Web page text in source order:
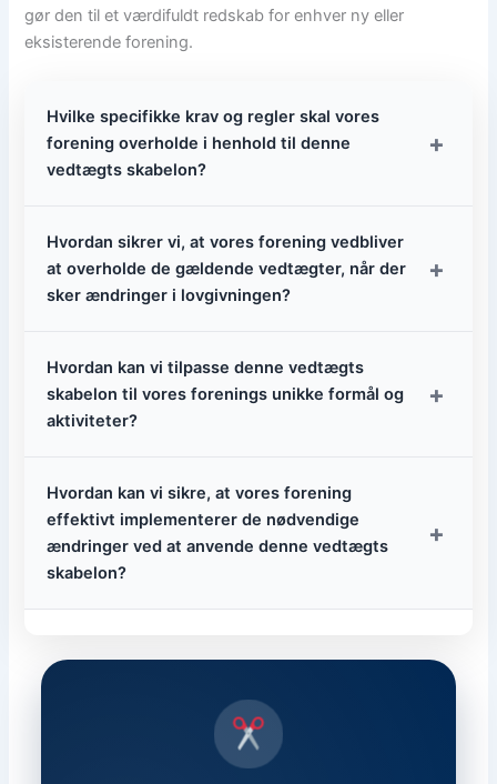
gør den til et værdifuldt redskab for enhver ny eller
eksisterende forening.
Hvilke specifikke krav og regler skal vores
forening overholde i henhold til denne
vedtægts skabelon?
+
Hvordan sikrer vi, at vores forening vedbliver
at overholde de gældende vedtægter, når der
sker ændringer i lovgivningen?
+
Hvordan kan vi tilpasse denne vedtægts
skabelon til vores forenings unikke formål og
aktiviteter?
+
Hvordan kan vi sikre, at vores forening
effektivt implementerer de nødvendige
ændringer ved at anvende denne vedtægts
skabelon?
+